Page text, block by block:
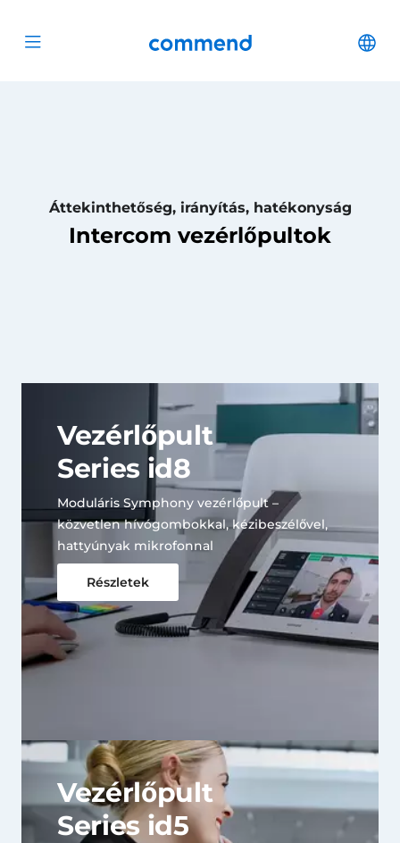
Open menu Commend
Áttekinthetőség, irányítás, hatékonyság
Intercom vezérlőpultok
Vezérlőpult
Series id8
Moduláris Symphony vezérlőpult –
közvetlen hívógombokkal, kézibeszélővel,
hattyúnyak mikrofonnal
Részletek
Vezérlőpult
Series id5